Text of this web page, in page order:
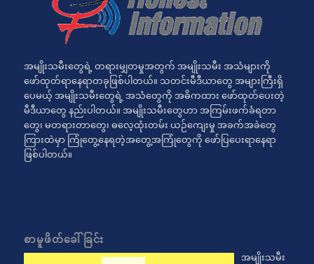
အမျိုးသမီးတွေရဲ့ တရားမျှတမှုအတွက် အမျိုးသမီး အသံများကို
ဖော်ထုတ်ရာနေရာတခုဖြစ်ပါတယ်။ သတင်းမီဒီယာတွေ အများကြီးရှိ
ပေမယ့် အမျိုးသမီးတွေရဲ့ အသံတွေကို အဓိကထား ဖော်ထုတ်ပေးတဲ့
မီဒီယာတွေ နည်းပါတယ်။ အမျိုးသမီးတွေဟာ အကြမ်းဖက်ခံရတာ
တွေ၊ မတရားတာတွေ၊ ဓလေ့ထုံးတမ်း ယဉ်ကျေးမှု အခက်အခဲတွေ
ကြားထဲမှာ ကြုံတွေ့နေရတဲ့အတွေ့အကြုံတွေကို ဖော်ပြပေးရာနေရာ
ဖြစ်ပါတယ်။
စာမူဖိတ်ခေါ်ခြင်း
အမျိုးသမီး